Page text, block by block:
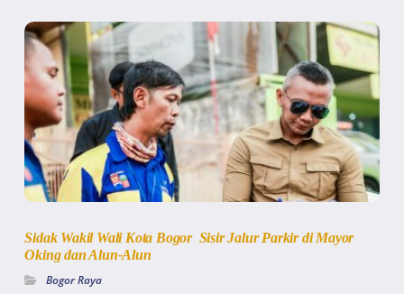
Sidak Wakil Wali Kota Bogor Sisir Jalur Parkir di Mayor
Oking dan Alun-Alun
Bogor Raya